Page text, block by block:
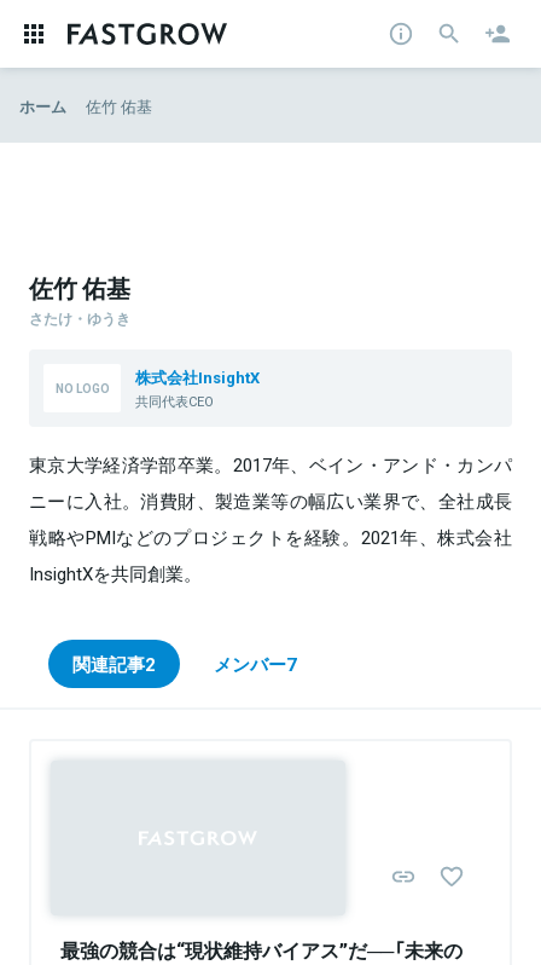
ホーム 佐竹 佑基
佐竹 佑基
さたけ・ゆうき
株式会社InsightX
共同代表CEO
東京大学経済学部卒業。2017年、ベイン・アンド・カンパ
ニーに入社。消費財、製造業等の幅広い業界で、全社成長
戦略やPMIなどのプロジェクトを経験。2021年、株式会社
InsightXを共同創業。
関連記事2 メンバー7
最強の競合は“現状維持バイアス”だ──「未来の